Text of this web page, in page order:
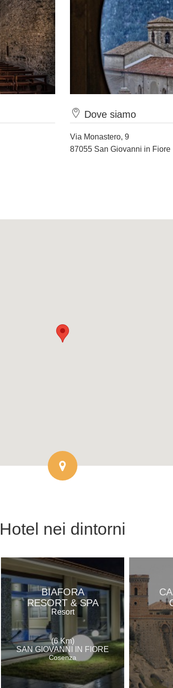
Dove siamo
Via Monastero, 9
87055 San Giovanni in Fiore
Hotel nei dintorni
BIAFORA
RESORT & SPA
Resort
(6 Km)
SAN GIOVANNI IN FIORE
Cosenza